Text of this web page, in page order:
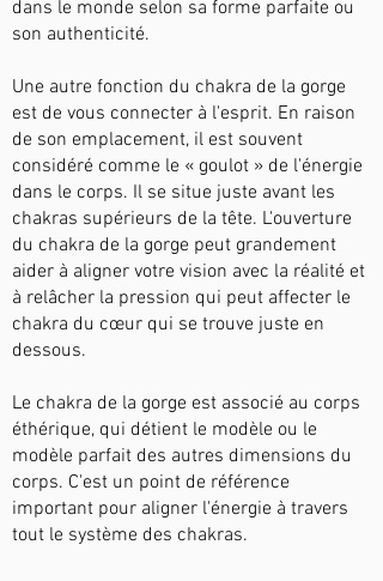
dans le monde selon sa forme parfaite ou
son authenticité.
Une autre fonction du chakra de la gorge
est de vous connecter à l'esprit. En raison
de son emplacement, il est souvent
considéré comme le « goulot » de l'énergie
dans le corps. Il se situe juste avant les
chakras supérieurs de la tête. L'ouverture
du chakra de la gorge peut grandement
aider à aligner votre vision avec la réalité et
à relâcher la pression qui peut affecter le
chakra du cœur qui se trouve juste en
dessous.
Le chakra de la gorge est associé au corps
éthérique, qui détient le modèle ou le
modèle parfait des autres dimensions du
corps. C'est un point de référence
important pour aligner l'énergie à travers
tout le système des chakras.